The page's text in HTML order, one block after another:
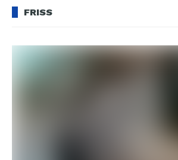
FRISS